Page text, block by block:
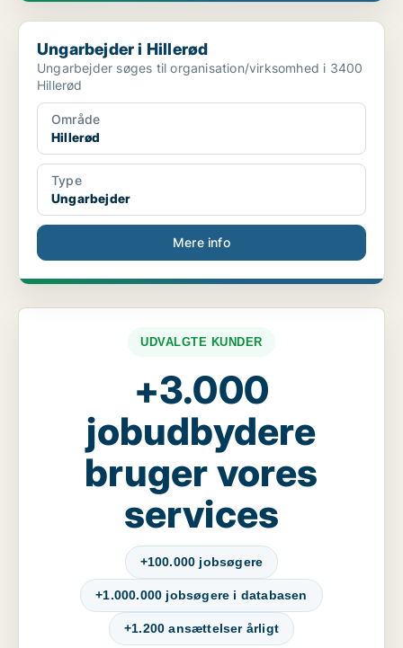
Ungarbejder i Hillerød
Ungarbejder i Hillerød
Ungarbejder søges til organisation/virksomhed i 3400
Hillerød
Område
Hillerød
Type
Ungarbejder
Mere info
UDVALGTE KUNDER
+3.000
jobudbydere
bruger vores
services
+100.000 jobsøgere
+1.000.000 jobsøgere i databasen
+1.200 ansættelser årligt